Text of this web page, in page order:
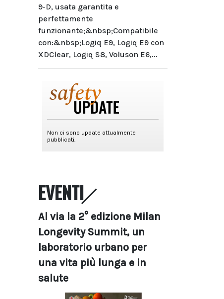
9-D, usata garantita e
perfettamente
funzionante;&nbsp;Compatibile
con:&nbsp;Logiq E9, Logiq E9 con
XDClear, Logiq S8, Voluson E6,...
EVENTI
Al via la 2° edizione Milan
Longevity Summit, un
laboratorio urbano per
una vita più lunga e in
salute